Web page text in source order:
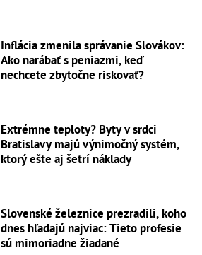
Inflácia zmenila správanie Slovákov:
Ako narábať s peniazmi, keď
nechcete zbytočne riskovať?
Extrémne teploty? Byty v srdci
Bratislavy majú výnimočný systém,
ktorý ešte aj šetrí náklady
Slovenské železnice prezradili, koho
dnes hľadajú najviac: Tieto profesie
sú mimoriadne žiadané